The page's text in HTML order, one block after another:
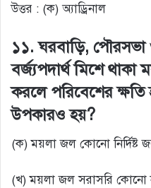
উত্তর : (ক) অ্যাড্রিনাল
১১. ঘরবাড়ি,
বর্জ্যপদার্থ মিশে
করলে পরিবেশের
উপকারও হয়?
(ক) ময়লা জল কোনো নির্দিষ্ট
(খ) ময়লা জল সরাসরি কোনো